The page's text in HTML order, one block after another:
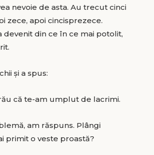
nevoie de asta. Au trecut cinci
zece, apoi cincisprezece.
devenit din ce în ce mai potolit,
și a spus:
că te-am umplut de lacrimi.
am răspuns. Plângi
primit o veste proastă?